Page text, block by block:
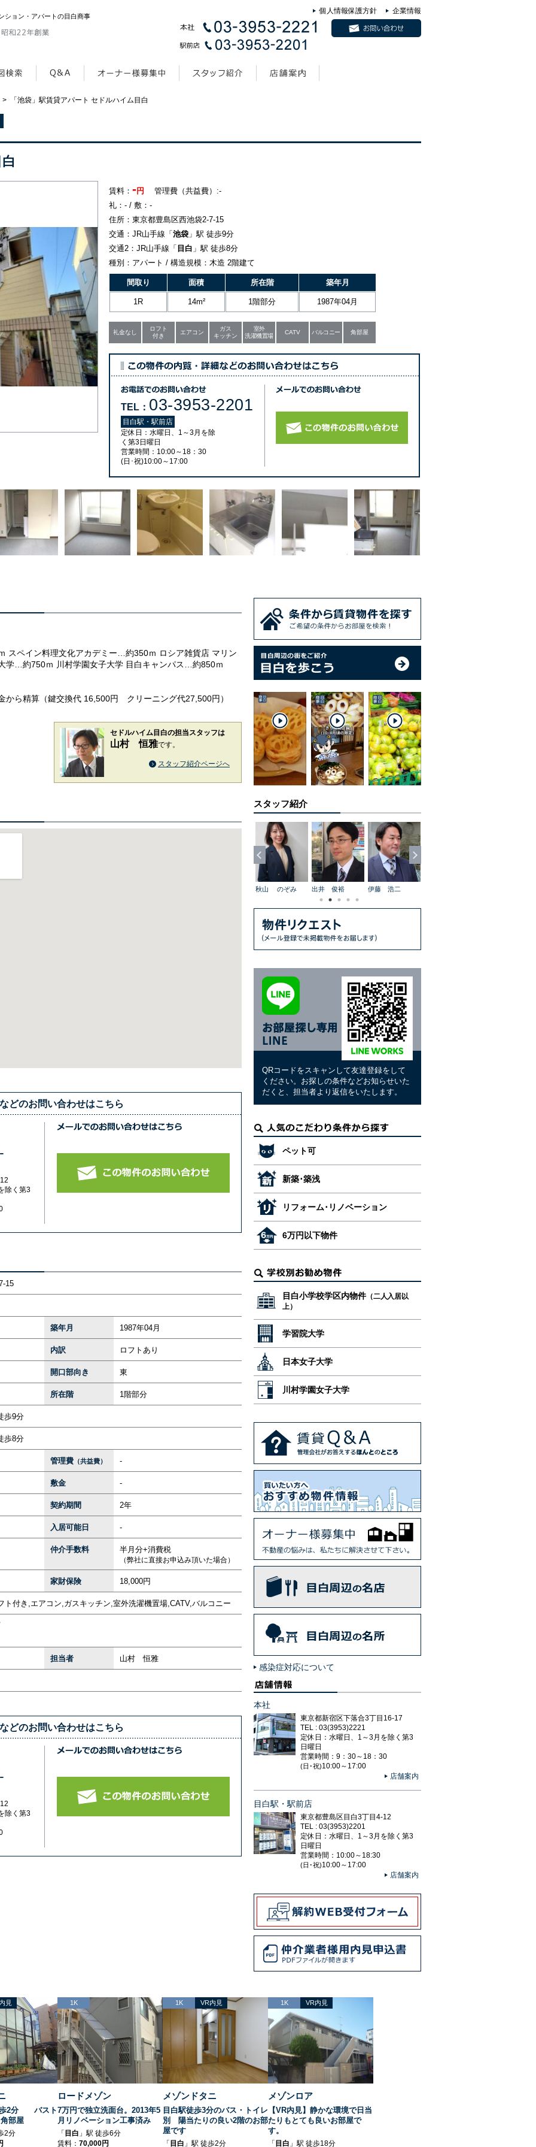
ション・アパートの目白商事
個人情報保護方針 企業情報
> 「池袋」駅賃貸アパート セドルハイム目白
賃料： -円
管理費（共益費）:-
礼：- / 敷：-
住所：東京都豊島区西池袋2-7-15
交通：JR山手線「 池袋 」駅 徒歩9分
交通2：JR山手線「 目白 」駅 徒歩8分
種別：アパート / 構造規模：木造 2階建て
間取り 面積 所在階 築年月
1R 14m² 1階部分 1987年04月
礼金なし
ロフト
付き
エアコン
ガス
キッチン
室外
洗濯機置場
CATV バルコニー 角部屋
TEL： 03-3953-2201
目白駅・駅前店
定休日：水曜日、1～3月を除
く第3日曜日
営業時間：10:00～18：30
(日･祝)10:00～17:00
スペイン料理文化アカデミー…約350ｍ ロシア雑貨店 マリン
…約750ｍ 川村学園女子大学 目白キャンパス…約850ｍ
から精算（鍵交換代 16,500円 クリーニング代27,500円）
セドルハイム目白の担当スタッフは
山村 恒雅です。
スタッフ紹介ページへ
どのお問い合わせはこちら
除く第3
15
築年月 1987年04月
内訳 ロフトあり
開口部向き 東
所在階 1階部分
歩9分
歩8分
管理費 （共益費） -
敷金 -
契約期間 2年
入居可能日 -
仲介手数料 半月分+消費税
（弊社に直接お申込み頂いた場合）
家財保険 18,000円
ト付き,エアコン,ガスキッチン,室外洗濯機置場,CATV,バルコニー
担当者 山村 恒雅
どのお問い合わせはこちら
除く第3
スタッフ紹介
出井 俊裕 伊藤 浩二 齋藤 京子 平塚 真治
QRコードをスキャンして友達登録をして
ください。お探しの条件などお知らせいた
だくと、担当者より返信をいたします。
ペット可
新築･築浅
リフォーム･リノベーション
6万円以下物件
目白小学校学区内物件（二人入居以
上）
学習院大学
日本女子大学
川村学園女子大学
感染症対応について
本社
東京都新宿区下落合3丁目16-17
TEL : 03(3953)2221
定休日：水曜日、1～3月を除く第3
日曜日
営業時間：9：30～18：30
(日･祝)10:00～17:00
店舗案内
目白駅・駅前店
東京都豊島区目白3丁目4-12
TEL : 03(3953)2201
定休日：水曜日、1～3月を除く第3
日曜日
営業時間：10:00～18:30
(日･祝)10:00～17:00
店舗案内
見
歩2分 バスト
角部屋
2分
1K
ロードメゾン
7万円で独立洗面台。2013年5
月リノベーション工事済み
「 目白 」駅 徒歩6分
賃料： 70,000円
1K VR内見
メゾンドタニ
目白駅徒歩3分のバス・トイレ
別 陽当たりの良い2階のお部
屋です
「 目白 」駅 徒歩2分
1K VR内見
メゾンロア
【VR内見】静かな環境で日当
たりもとても良いお部屋で
す。
「 目白 」駅 徒歩18分